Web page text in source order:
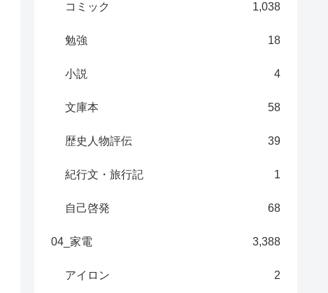
コミック 1,038
勉強 18
小説 4
文庫本 58
歴史人物評伝 39
紀行文・旅行記 1
自己啓発 68
04_家電 3,388
アイロン 2